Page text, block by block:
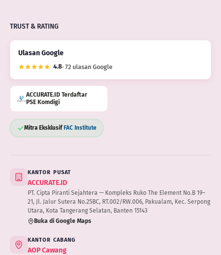
TRUST & RATING
Ulasan Google
4.8· 72 ulasan Google
ACCURATE.ID Terdaftar
PSE Komdigi
Mitra Eksklusif FAC Institute
KANTOR PUSAT
ACCURATE.ID
PT. Cipta Piranti Sejahtera — Kompleks Ruko The Element No.B 19–
21, Jl. Jalur Sutera No.25BC, RT.002/RW.006, Pakualam, Kec. Serpong
Utara, Kota Tangerang Selatan, Banten 15143
Buka di Google Maps
KANTOR CABANG
AOP Cawang